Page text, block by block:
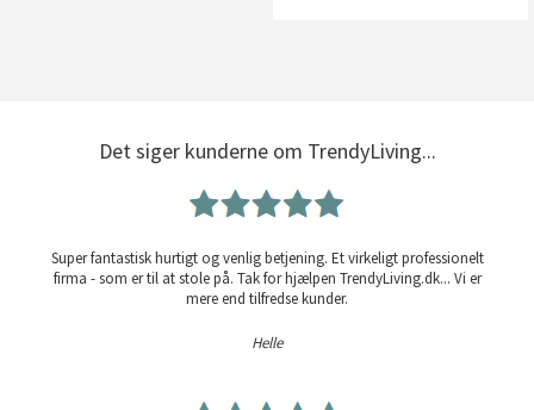
Det siger kunderne om TrendyLiving...
Super fantastisk hurtigt og venlig betjening. Et virkeligt professionelt
firma - som er til at stole på. Tak for hjælpen TrendyLiving.dk... Vi er
mere end tilfredse kunder.
Helle